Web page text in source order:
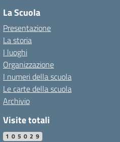
La Scuola
Presentazione
La storia
I luoghi
Organizzazione
I numeri della scuola
Le carte della scuola
Archivio
Visite totali
105029